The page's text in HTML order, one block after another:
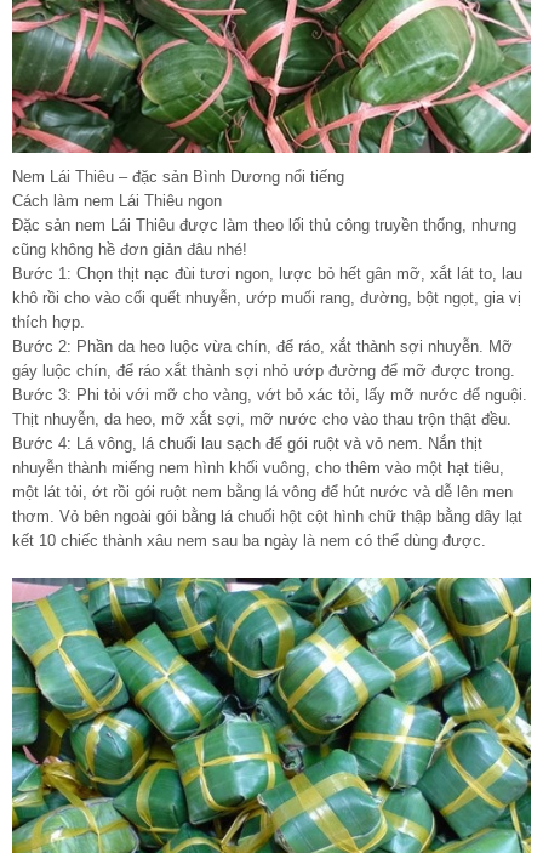
Nem Lái Thiêu – đặc sản Bình Dương nổi tiếng
Cách làm nem Lái Thiêu ngon
Đặc sản nem Lái Thiêu được làm theo lối thủ công truyền thống, nhưng
cũng không hề đơn giản đâu nhé!
Bước 1: Chọn thịt nạc đùi tươi ngon, lược bỏ hết gân mỡ, xắt lát to, lau
khô rồi cho vào cối quết nhuyễn, ướp muối rang, đường, bột ngọt, gia vị
thích hợp.
Bước 2: Phần da heo luộc vừa chín, để ráo, xắt thành sợi nhuyễn. Mỡ
gáy luộc chín, để ráo xắt thành sợi nhỏ ướp đường để mỡ được trong.
Bước 3: Phi tỏi với mỡ cho vàng, vớt bỏ xác tỏi, lấy mỡ nước để nguội.
Thịt nhuyễn, da heo, mỡ xắt sợi, mỡ nước cho vào thau trộn thật đều.
Bước 4: Lá vông, lá chuối lau sạch để gói ruột và vỏ nem. Nắn thịt
nhuyễn thành miếng nem hình khối vuông, cho thêm vào một hạt tiêu,
một lát tỏi, ớt rồi gói ruột nem bằng lá vông để hút nước và dễ lên men
thơm. Vỏ bên ngoài gói bằng lá chuối hột cột hình chữ thập bằng dây lạt
kết 10 chiếc thành xâu nem sau ba ngày là nem có thể dùng được.